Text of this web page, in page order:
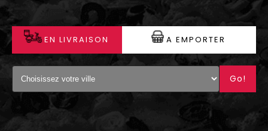
LA CARTE
VOTRE COMPTE
NOTRE RESTAURANT
VOS AVIS
MENTIONS LÉGALES
EN LIVRAISON A EMPORTER
Go!